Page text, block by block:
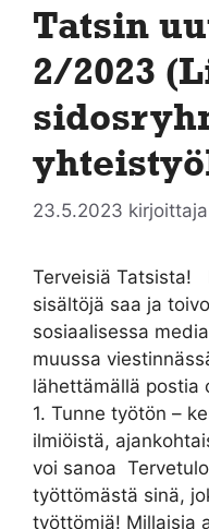
Tatsin
2/2023
23.5.2023 kirjoittaja
Terveisiä Tatsista!
sisältöjä saa ja
sosiaalisessa
muussa
lähettämällä postia
1. Tunne työtön –
ilmiöistä,
voi sanoa
työttömästä sinä,
työttömiä! Millaisia